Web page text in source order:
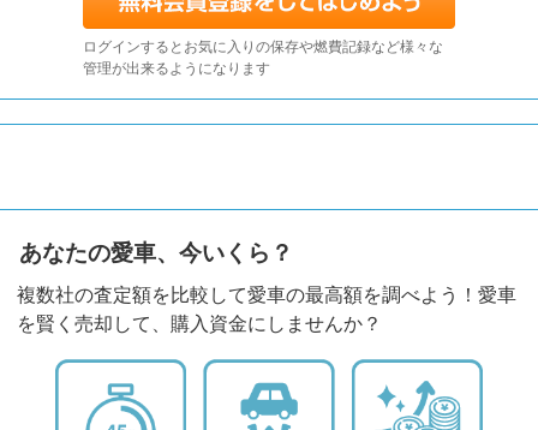
ログインするとお気に入りの保存や燃費記録など様々な
管理が出来るようになります
あなたの愛車、今いくら？
複数社の査定額を比較して愛車の最高額を調べよう！愛車
を賢く売却して、購入資金にしませんか？